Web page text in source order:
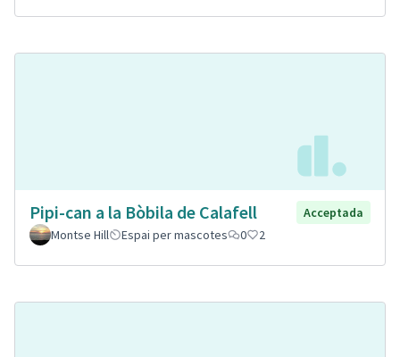
Pipi-can a la Bòbila de Calafell
Acceptada
Montse Hill
Espai per mascotes 0 2